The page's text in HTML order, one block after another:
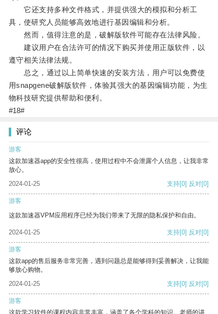
它还支持多种文件格式，并提供强大的模拟和分析工
具，使研究人员能够高效地进行基因编辑和分析。
然而，值得注意的是，破解版软件可能存在法律风险。
建议用户在合法许可的情况下购买并使用正版软件，以
遵守相关法律法规。
总之，通过以上简单快速的安装方法，用户可以免费使
用snapgene破解版软件，体验其强大的基因编辑功能，为生
物科技研究提供帮助和便利。
#18#
评论
游客
这款加速器app的安全性很高，使用过程中不会泄露个人信息，让我非常
放心。
2024-01-25
支持[0] 反对[0]
游客
这款加速器VPM应用程序已经为我们带来了无限的隐私保护和自由。
2024-01-25 支持[0] 反对[0]
游客
这款app的售后服务非常完善，遇到问题总是能够得到妥善解决，让我能
够放心购物。
2024-01-25
支持[0] 反对[0]
游客
这款学习软件的课程内容非常丰富，涵盖了各个学科的知识。老师的讲